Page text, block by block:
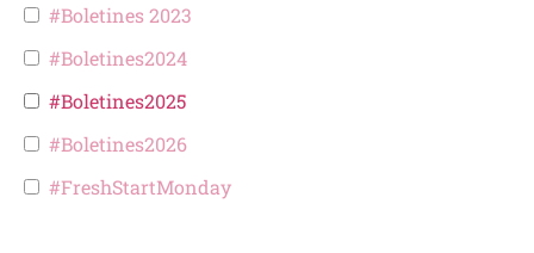
#Boletines 2023
#Boletines2024
#Boletines2025
#Boletines2026
#FreshStartMonday